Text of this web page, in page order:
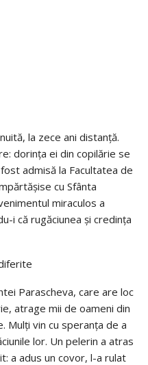
la zece ani distanță.
dorința ei din copilărie se
admisă la Facultatea de
cu Sfânta
miraculos a
i că rugăciunea și credința
Parascheva, care are loc
atrage mii de oameni din
Mulți vin cu speranța de a
lor. Un pelerin a atras
a adus un covor, l-a rulat